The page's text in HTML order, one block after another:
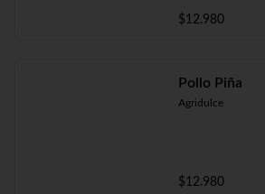
$12.980
Pollo Piña
Agridulce
$12.980